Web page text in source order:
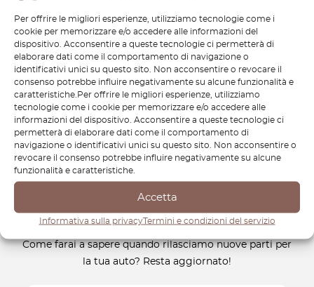
Per offrire le migliori esperienze, utilizziamo tecnologie come i
cookie per memorizzare e/o accedere alle informazioni del
dispositivo. Acconsentire a queste tecnologie ci permetterà di
elaborare dati come il comportamento di navigazione o
identificativi unici su questo sito. Non acconsentire o revocare il
consenso potrebbe influire negativamente su alcune funzionalità e
caratteristiche.Per offrire le migliori esperienze, utilizziamo
tecnologie come i cookie per memorizzare e/o accedere alle
informazioni del dispositivo. Acconsentire a queste tecnologie ci
permetterà di elaborare dati come il comportamento di
navigazione o identificativi unici su questo sito. Non acconsentire o
revocare il consenso potrebbe influire negativamente su alcune
funzionalità e caratteristiche.
Accetta
Informativa sulla privacyTermini e condizioni del servizio
nostra selezione di ricambi di alta qualità assicura che la tua
Fiat 850 Spider rimanga in perfette condizioni, sia per un
restauro, una riparazione o un miglioramento. Mantieni viva
la sua eredità con componenti di precisione che ne
preservano la bellezza e la funzionalità. Affidati a
OctoClassic per i migliori ricambi e mantieni la tua Fiat 850
Spider sempre al massimo delle prestazioni.
Newsletter
Come farai a sapere quando rilasciamo nuove parti per
la tua auto? Resta aggiornato!